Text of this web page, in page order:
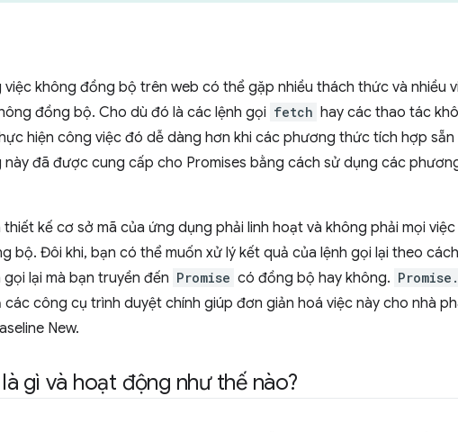
không đồng bộ trên web có thể gặp nhiều thách thức và nhiều
đồng bộ. Cho dù đó là các lệnh gọi fetch hay các thao tác
hiện công việc đó dễ dàng hơn khi các phương thức tích hợp sẵn
này đã được cung cấp cho Promises bằng cách sử dụng các
thiết kế cơ sở mã của ứng dụng phải linh hoạt và không phải mọi
bộ. Đôi khi, bạn có thể muốn xử lý kết quả của lệnh gọi lại theo
lại mà bạn truyền đến Promise có đồng bộ hay không.
công cụ trình duyệt chính giúp đơn giản hoá việc này cho nhà
New.
gì và hoạt động như thế nào?